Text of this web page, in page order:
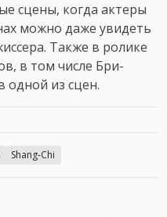
сцены, когда актеры
можно даже увидеть
Также в ролике
в том числе Бри-
одной из сцен.
Shang-Chi